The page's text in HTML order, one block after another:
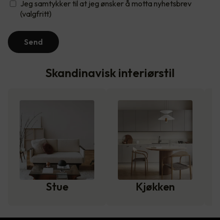
Jeg samtykker til at jeg ønsker å motta nyhetsbrev
(valgfritt)
Send
Skandinavisk interiørstil
Stue Kjøkken